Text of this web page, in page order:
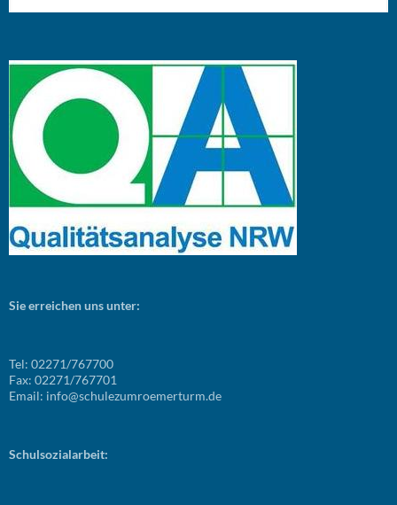
Sie erreichen uns unter:
Tel: 02271/767700
Fax: 02271/767701
Email: info@schulezumroemerturm.de
Schulsozialarbeit: